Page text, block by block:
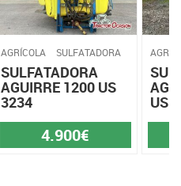
AGRÍCOLA SULFATADORA
SULFATADORA
AGUIRRE 1200 US
3234
4.900€
US